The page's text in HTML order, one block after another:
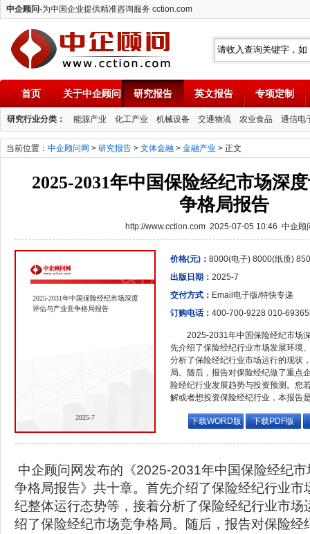
中企顾问-为中国企业提供精准咨询服务 cction.com
中企顾问
首页 关于中企顾问 研究报告 英文报告 专项定制
研究行业分类： 能源产业 化工产业 机械设备 交通物流 农业食品 通信电
当前位置： 中企顾问网 > 研究报告 > 文体金融 > 金融产业 > 正文
2025-2031年中国保险经纪市场深
争格局报告
http://www.cction.com 2025-07-05 10:46 中企顾
2025-2031年中国保险经纪市场深度
评估与产业竞争格局报告
2025-7
价格(元)： 8000(电子) 8000(纸质)
出版日期： 2025-7
交付方式： Email电子版/特快专递
订购电话： 400-700-9228 010-
2025-2031年中国保险经纪市场
先介绍了保险经纪行业市场发展环境
分析了保险经纪行业市场运行的现状
局。随后，报告对保险经纪做了重点
险经纪行业发展趋势与投资预测。您
解或者想投资保险经纪行业，本报告
下载WORD版 下载PDF版
中企顾问网发布的《2025-2031年中国保险经纪
争格局报告》共十章。首先介绍了保险经纪行业市
纪整体运行态势等，接着分析了保险经纪行业市场
绍了保险经纪市场竞争格局。随后，报告对保险经